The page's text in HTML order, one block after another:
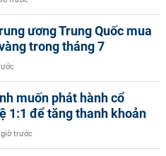
ương Trung Quốc mua
trong tháng 7
muốn phát hành cổ
1:1 để tăng thanh khoản
giờ trước